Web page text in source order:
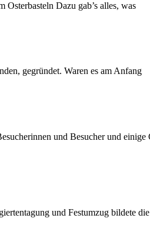
Dazu gab’s alles, was
gegründet. Waren es am Anfang
und Besucher und einige
und Festumzug bildete